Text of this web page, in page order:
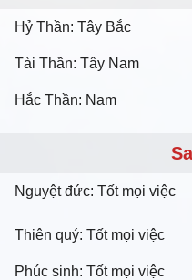
Hỷ Thần: Tây Bắc
Tài Thần: Tây Nam
Hắc Thần: Nam
Nguyệt đức: Tốt mọi việc
Thiên quý: Tốt mọi việc
Phúc sinh: Tốt mọi việc